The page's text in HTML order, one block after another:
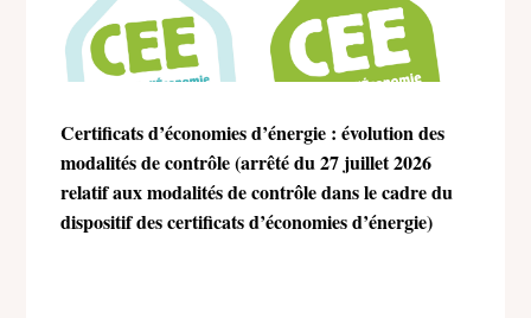
Certificats d’économies d’énergie : évolution des
modalités de contrôle (arrêté du 27 juillet 2026
relatif aux modalités de contrôle dans le cadre du
dispositif des certificats d’économies d’énergie)